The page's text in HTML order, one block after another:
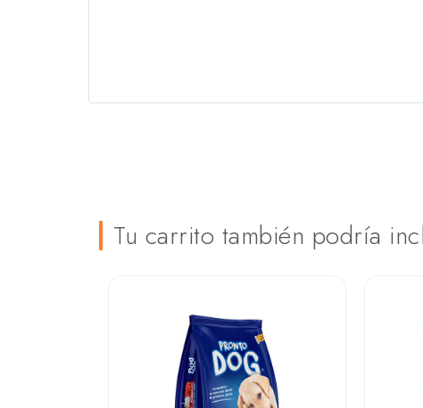
Tu carrito también podría